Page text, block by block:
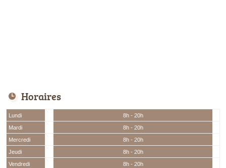
Horaires
Lundi
8h - 20h
Mardi
8h - 20h
Mercredi
8h - 20h
Jeudi
8h - 20h
Vendredi
8h - 20h